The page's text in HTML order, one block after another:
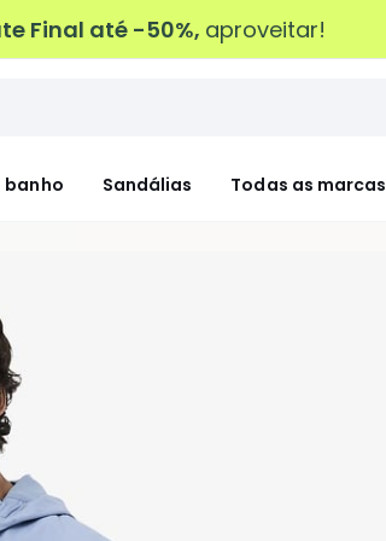
Final até -50%, aproveitar!
banho Sandálias Todas as marcas